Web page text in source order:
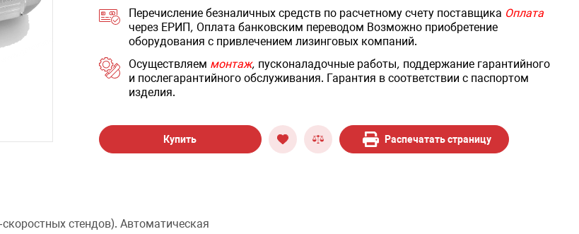
Перечисление безналичных средств по расчетному счету поставщика Оплата
через ЕРИП, Оплата банковским переводом Возможно приобретение
оборудования с привлечением лизинговых компаний.
Осуществляем монтаж, пусконаладочные работы, поддержание гарантийного
и послегарантийного обслуживания. Гарантия в соответствии с паспортом
изделия.
Купить Распечатать страницу
стендов). Автоматическая